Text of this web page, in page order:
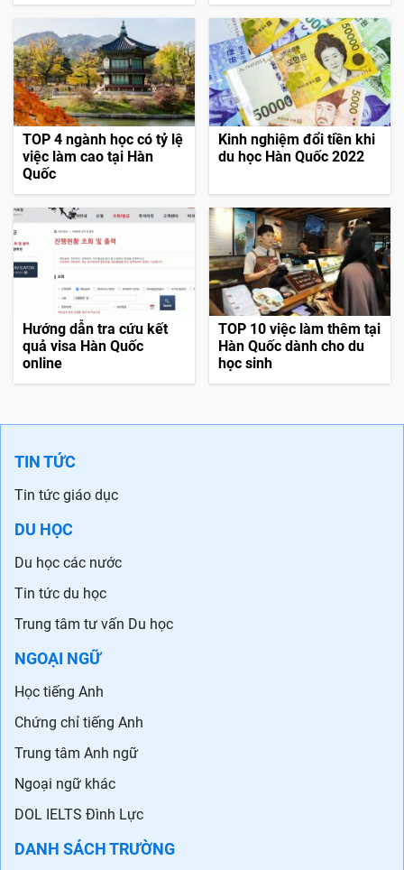
TOP 4 ngành học có tỷ lệ
việc làm cao tại Hàn
Quốc
Kinh nghiệm đổi tiền khi
du học Hàn Quốc 2022
Hướng dẫn tra cứu kết
quả visa Hàn Quốc
online
TOP 10 việc làm thêm tại
Hàn Quốc dành cho du
học sinh
TIN TỨC
Tin tức giáo dục
DU HỌC
Du học các nước
Tin tức du học
Trung tâm tư vấn Du học
NGOẠI NGỮ
Học tiếng Anh
Chứng chỉ tiếng Anh
Trung tâm Anh ngữ
Ngoại ngữ khác
DOL IELTS Đình Lực
DANH SÁCH TRƯỜNG